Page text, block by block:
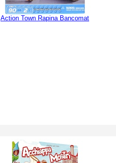
Action Town Rapina Bancomat